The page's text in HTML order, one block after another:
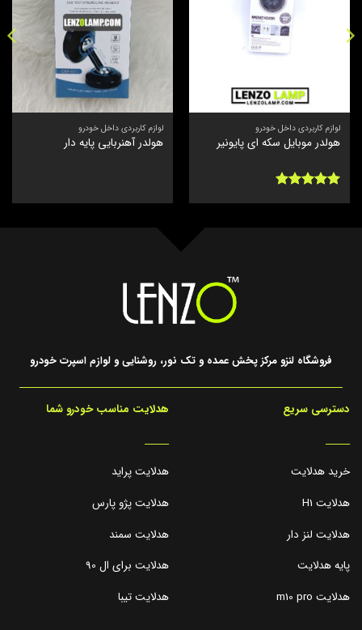
لوازم کاربردی داخل خودرو
هولدر موبایل سکه ای پایونیر
لوازم کاربردی داخل خودرو
هولدر آهنربایی پایه دار
فروشگاه لنزو مرکز پخش عمده و تک نور، روشنایی و لوازم اسپرت خودرو
دسترسی سریع
_____
خرید هدلایت
هدلایت H1
هدلایت لنز دار
پایه هدلایت
هدلایت m10 pro
هدلایت مناسب خودرو شما
_____
هدلایت پراید
هدلایت پژو پارس
هدلایت سمند
هدلایت برای ال 90
هدلایت تیبا